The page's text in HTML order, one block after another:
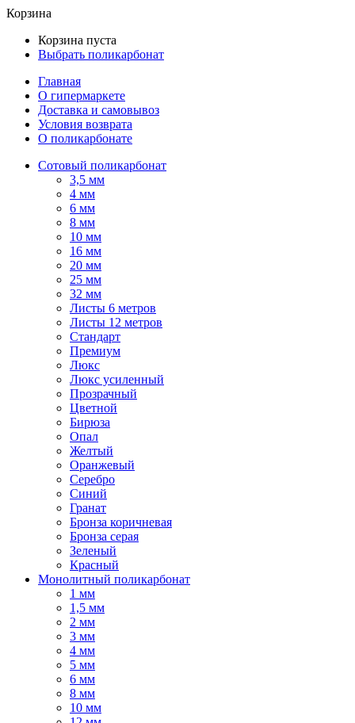
Корзина
Корзина пуста
Выбрать поликарбонат
Главная
О гипермаркете
Доставка и самовывоз
Условия возврата
О поликарбонате
Сотовый поликарбонат
3,5 мм
4 мм
6 мм
8 мм
10 мм
16 мм
20 мм
25 мм
32 мм
Листы 6 метров
Листы 12 метров
Стандарт
Премиум
Люкс
Люкс усиленный
Прозрачный
Цветной
Бирюза
Опал
Желтый
Оранжевый
Серебро
Синий
Гранат
Бронза коричневая
Бронза серая
Зеленый
Красный
Монолитный поликарбонат
1 мм
1,5 мм
2 мм
3 мм
4 мм
5 мм
6 мм
8 мм
10 мм